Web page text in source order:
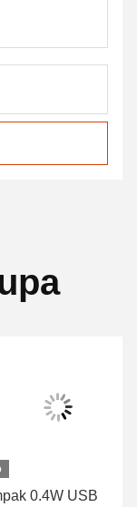
0.4W USB